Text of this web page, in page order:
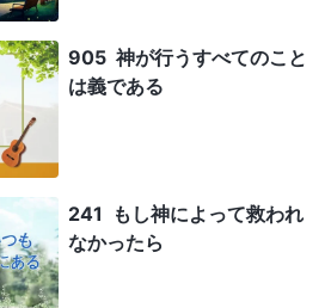
905 神が行うすべてのこと
は義である
241 もし神によって救われ
なかったら